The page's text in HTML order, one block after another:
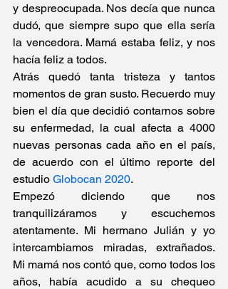
y despreocupada. Nos decía que nunca
dudó, que siempre supo que ella sería
la vencedora. Mamá estaba feliz, y nos
hacía feliz a todos.
Atrás quedó tanta tristeza y tantos
momentos de gran susto. Recuerdo muy
bien el día que decidió contarnos sobre
su enfermedad, la cual afecta a 4000
nuevas personas cada año en el país,
de acuerdo con el último reporte del
estudio Globocan 2020.
Empezó diciendo que nos
tranquilizáramos y escuchemos
atentamente. Mi hermano Julián y yo
intercambiamos miradas, extrañados.
Mi mamá nos contó que, como todos los
años, había acudido a su chequeo